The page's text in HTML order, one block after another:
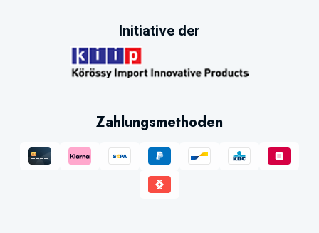
Initiative der
Zahlungsmethoden